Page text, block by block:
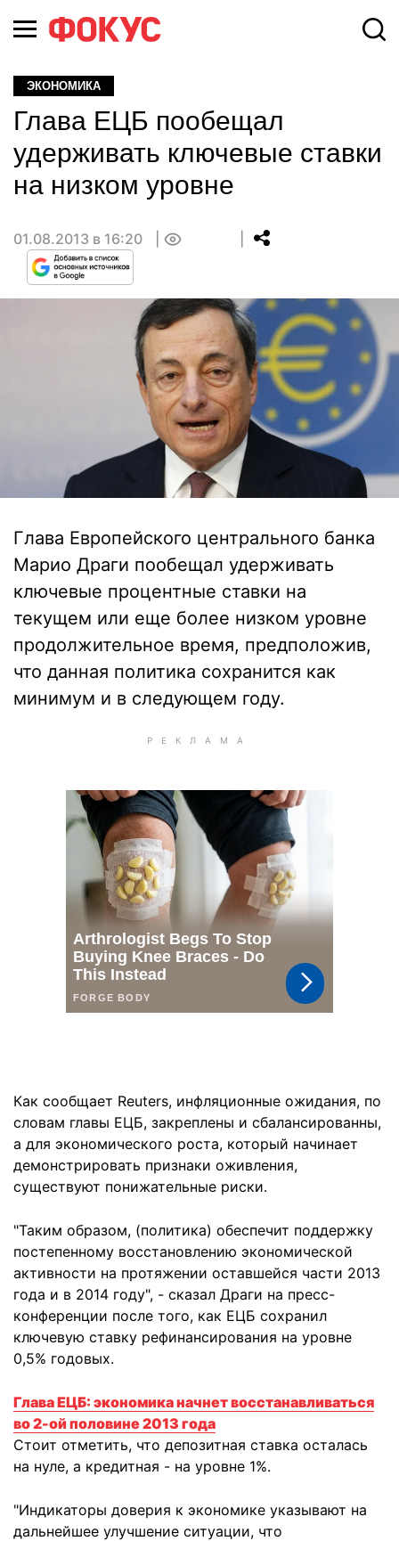
ЭКОНОМИКА
Глава ЕЦБ пообещал
удерживать ключевые ставки
на низком уровне
01.08.2013 в 16:20
Глава Европейского центрального банка
Марио Драги пообещал удерживать
ключевые процентные ставки на
текущем или еще более низком уровне
продолжительное время, предположив,
что данная политика сохранится как
минимум и в следующем году.
Как сообщает Reuters, инфляционные ожидания, по
словам главы ЕЦБ, закреплены и сбалансированны,
а для экономического роста, который начинает
демонстрировать признаки оживления,
существуют понижательные риски.
"Таким образом, (политика) обеспечит поддержку
постепенному восстановлению экономической
активности на протяжении оставшейся части 2013
года и в 2014 году", - сказал Драги на пресс-
конференции после того, как ЕЦБ сохранил
ключевую ставку рефинансирования на уровне
0,5% годовых.
Глава ЕЦБ: экономика начнет восстанавливаться
во 2-ой половине 2013 года
Стоит отметить, что депозитная ставка осталась
на нуле, а кредитная - на уровне 1%.
"Индикаторы доверия к экономике указывают на
дальнейшее улучшение ситуации, что